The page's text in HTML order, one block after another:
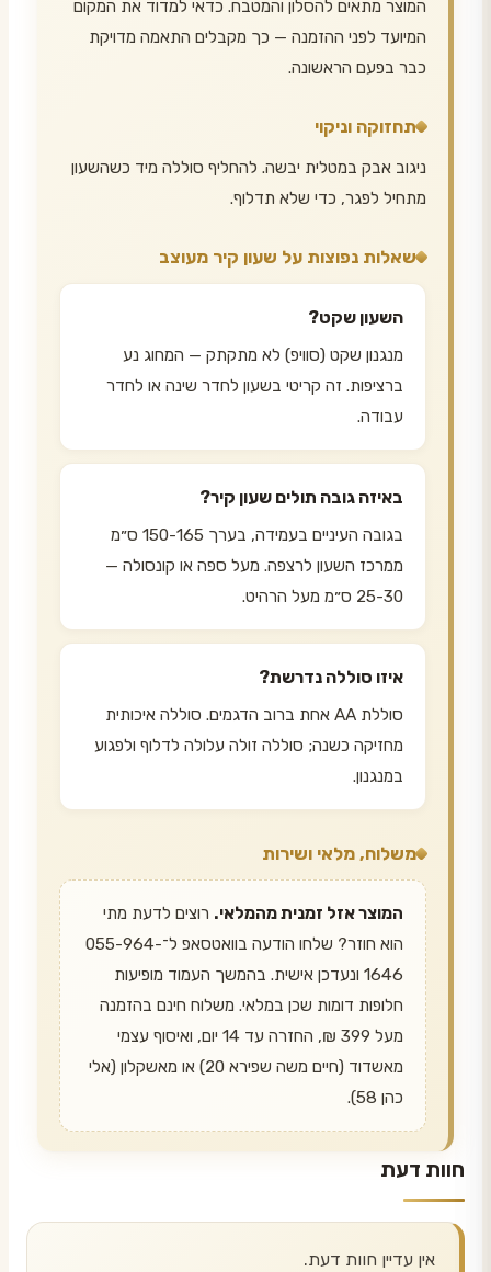
המוצר מתאים להסלון והמטבח. כדאי למדוד את המקום
המיועד לפני ההזמנה — כך מקבלים התאמה מדויקת
כבר בפעם הראשונה.
תחזוקה וניקוי
ניגוב אבק במטלית יבשה. להחליף סוללה מיד כשהשעון
מתחיל לפגר, כדי שלא תדלוף.
שאלות נפוצות על שעון קיר מעוצב
השעון שקט?
מנגנון שקט (סוויפ) לא מתקתק — המחוג נע
ברציפות. זה קריטי בשעון לחדר שינה או לחדר
עבודה.
באיזה גובה תולים שעון קיר?
בגובה העיניים בעמידה, בערך 150-165 ס״מ
ממרכז השעון לרצפה. מעל ספה או קונסולה —
25-30 ס״מ מעל הרהיט.
איזו סוללה נדרשת?
סוללת AA אחת ברוב הדגמים. סוללה איכותית
מחזיקה כשנה; סוללה זולה עלולה לדלוף ולפגוע
במנגנון.
משלוח, מלאי ושירות
המוצר אזל זמנית מהמלאי. רוצים לדעת מתי
הוא חוזר? שלחו הודעה בוואטסאפ ל־055-964-
1646 ונעדכן אישית. בהמשך העמוד מופיעות
חלופות דומות שכן במלאי. משלוח חינם בהזמנה
מעל 399 ₪, החזרה עד 14 יום, ואיסוף עצמי
מאשדוד (חיים משה שפירא 20) או מאשקלון (אלי
כהן 58).
חוות דעת
אין עדיין חוות דעת.